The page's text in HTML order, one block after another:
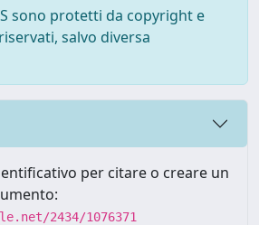
sono protetti da copyright e
salvo diversa
per citare o creare un
2434/1076371